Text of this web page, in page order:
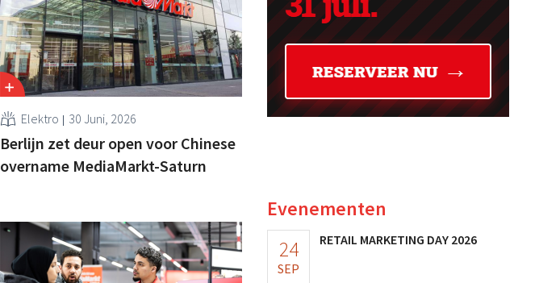
Elektro 30 Juni, 2026
Berlijn zet deur open voor Chinese
overname MediaMarkt-Saturn
Evenementen
24
SEP
RETAIL MARKETING DAY 2026